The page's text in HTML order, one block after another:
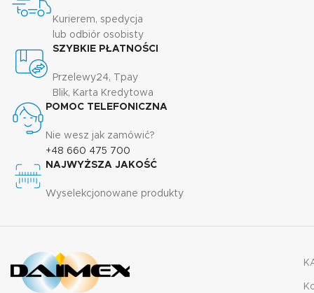
Kurierem, spedycja
lub odbiór osobisty
SZYBKIE PŁATNOŚCI
Przelewy24, Tpay
Blik, Karta Kredytowa
POMOC TELEFONICZNA
Nie wesz jak zamówić?
+48 660 475 700
NAJWYŻSZA JAKOŚĆ
Wyselekcjonowane produkty